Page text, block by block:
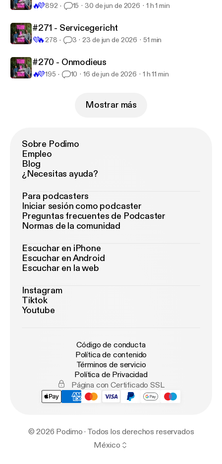
🔥💜892 15 30 de jun de 2026 1 h 1 min
#271 - Servicegericht
💜🔥 278 3 23 de jun de 2026 51 min
#270 - Onmodieus
🔥💜195 10 16 de jun de 2026 1 h 11 min
Mostrar más
Sobre Podimo
Empleo
Blog
¿Necesitas ayuda?
Para podcasters
Iniciar sesión como podcaster
Preguntas frecuentes de Podcaster
Normas de la comunidad
Escuchar en iPhone
Escuchar en Android
Escuchar en la web
Instagram
Tiktok
Youtube
Código de conducta
Política de contenido
Términos de servicio
Política de Privacidad
Página con Certificado SSL
© 2026 Podimo · Todos los derechos reservados
México